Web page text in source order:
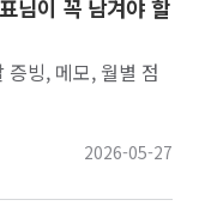
님이 꼭 남겨야 할
빙, 메모, 월별 점
2026-05-27